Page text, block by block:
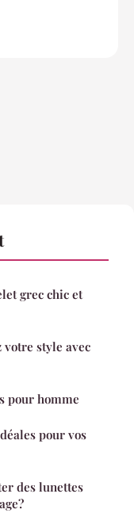
grec chic et
votre style avec
pour homme
pour vos
des lunettes